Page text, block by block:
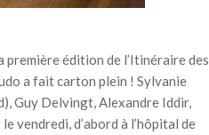
première édition de l’Itinéraire des
a fait carton plein ! Sylvanie
Guy Delvingt, Alexandre Iddir,
vendredi, d’abord à l’hôpital de